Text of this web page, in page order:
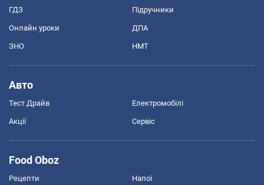
ГДЗ Підручники
Онлайн уроки ДПА
ЗНО НМТ
Авто
Тест Драйв Електромобілі
Акції Сервіс
Food Oboz
Рецепти Напої